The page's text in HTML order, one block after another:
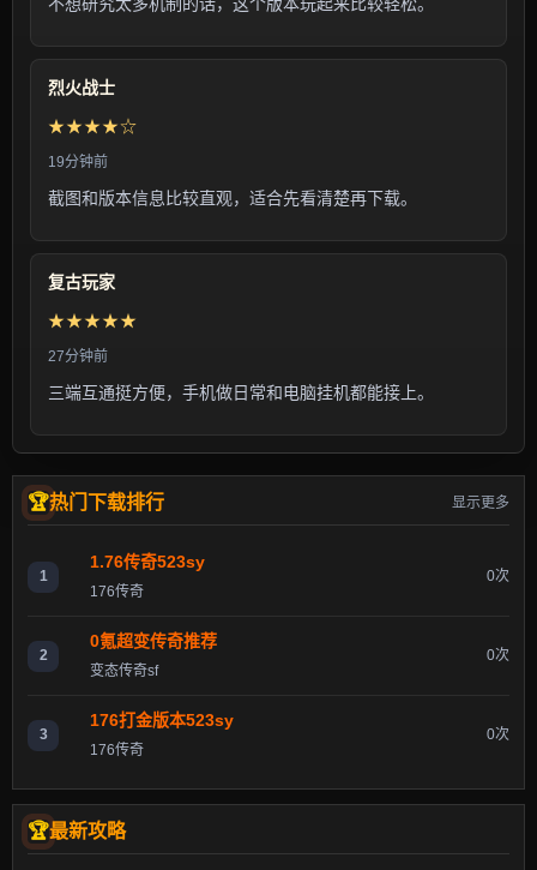
烈火战士
★★★★☆
19分钟前
截图和版本信息比较直观，适合先看清楚再下载。
复古玩家
★★★★★
27分钟前
三端互通挺方便，手机做日常和电脑挂机都能接上。
热门下载排行 显示更多
1
1.76传奇523sy
176传奇
0次
2
0氪超变传奇推荐
变态传奇sf
0次
3
176打金版本523sy
176传奇
0次
最新攻略